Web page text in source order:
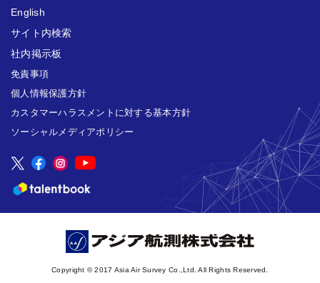
English
サイト内検索
社内掲示板
免責事項
個人情報保護方針
カスタマーハラスメントに対する基本方針
ソーシャルメディアポリシー
Copyright © 2017 Asia Air Survey Co.,Ltd. All Rights Reserved.